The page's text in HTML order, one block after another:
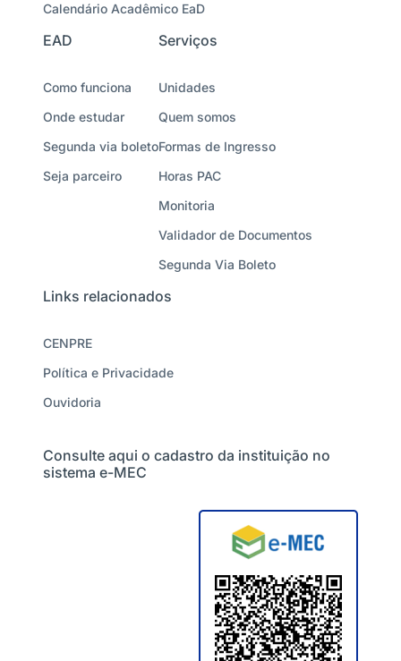
Calendário Acadêmico EaD
EAD
Como funciona
Onde estudar
Segunda via boleto
Seja parceiro
Serviços
Unidades
Quem somos
Formas de Ingresso
Horas PAC
Monitoria
Validador de Documentos
Segunda Via Boleto
Links relacionados
CENPRE
Política e Privacidade
Ouvidoria
Consulte aqui o cadastro da instituição no
sistema e-MEC